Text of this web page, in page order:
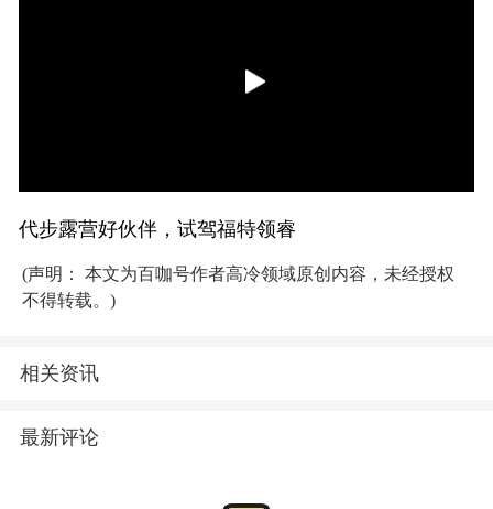
代步露营好伙伴，试驾福特领睿
(声明： 本文为百咖号作者高冷领域原创内容，未经授权
不得转载。)
相关资讯
最新评论